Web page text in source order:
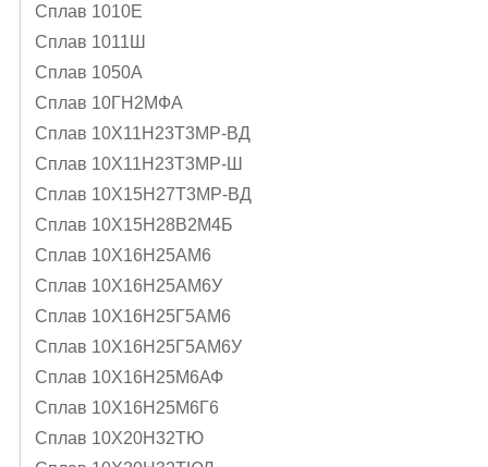
Сплав 1010Е
Сплав 1011Ш
Сплав 1050А
Сплав 10ГН2МФА
Сплав 10Х11Н23Т3МР-ВД
Сплав 10Х11Н23Т3МР-Ш
Сплав 10Х15Н27Т3МР-ВД
Сплав 10Х15Н28В2М4Б
Сплав 10Х16Н25АМ6
Сплав 10Х16Н25АМ6У
Сплав 10Х16Н25Г5АМ6
Сплав 10Х16Н25Г5АМ6У
Сплав 10Х16Н25М6АФ
Сплав 10Х16Н25М6Г6
Сплав 10Х20Н32ТЮ